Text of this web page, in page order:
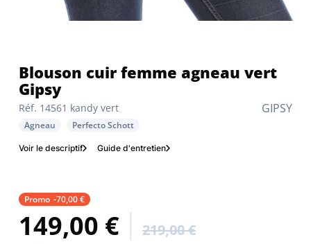
GIPSY
Réf. 14561 kandy vert
Blouson cuir femme agneau vert
Gipsy
Agneau Perfecto Schott
Voir le descriptif Guide d'entretien
Promo -70,00 €
149,00 € 219,00 €